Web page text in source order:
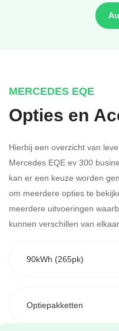
MERCEDES EQE
Opties en
Hierbij een overzicht van
Mercedes EQE ev 300
kan er een keuze worden
om meerdere opties te
meerdere uitvoeringen
kunnen verschillen van elkaar.
90kWh (265pk)
Optiepakketten